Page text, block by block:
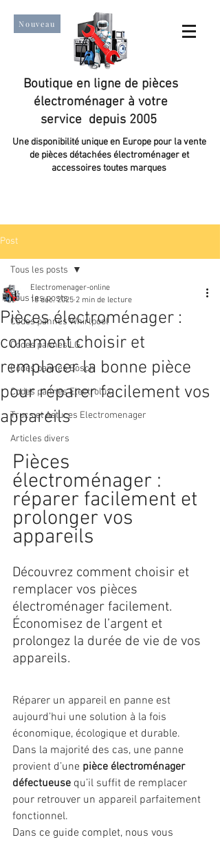
Nouveau
Boutique en ligne de pièces
électroménager à votre
service depuis 2005
Une disponibilité unique en Europe pour la vente
de pièces détachées électroménager et
accessoires toutes marques
Post
Tous les posts
Codes pannes Whirlpool
Codes pannes LG
Codes pannes Bosch
Codes pannes Electrolux
Trucs et Astuces Electromenager
Articles divers
Tous les posts
Pièces électroménager :
comment choisir et
remplacer la bonne pièce
pour réparer facilement vos
appareils
Electromenager-online
18 déc. 2025 2 min de lecture
Pièces
électroménager :
réparer facilement et
prolonger vos
appareils
Découvrez comment choisir et
remplacer vos pièces
électroménager facilement.
Économisez de l’argent et
prolongez la durée de vie de vos
appareils.
Réparer un appareil en panne est
aujourd’hui une solution à la fois
économique, écologique et durable.
Dans la majorité des cas, une panne
provient d’une pièce électroménager
défectueuse qu’il suffit de remplacer
pour retrouver un appareil parfaitement
fonctionnel.
Dans ce guide complet, nous vous